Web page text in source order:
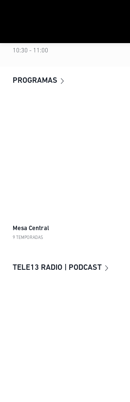
10:30 - 11:00
PROGRAMAS
Mesa Central
9 TEMPORADAS
TELE13 RADIO | PODCAST